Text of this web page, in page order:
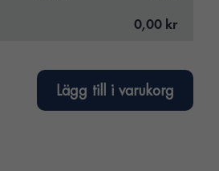
0,00 kr
Lägg till i varukorg